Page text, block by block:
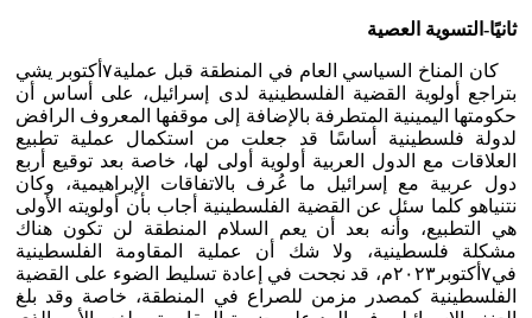
ثانيًا-التسوية العصية
كان المناخ السياسي العام في المنطقة قبل عملية٧أكتوبر يشي
بتراجع أولوية القضية الفلسطينية لدى إسرائيل، على أساس أن
حكومتها اليمينية المتطرفة بالإضافة إلى موقفها المعروف الرافض
لدولة فلسطينية أساسًا قد جعلت من استكمال عملية تطبيع
العلاقات مع الدول العربية أولوية أولى لها، خاصة بعد توقيع أربع
دول عربية مع إسرائيل ما عُرف بالاتفاقات الإبراهيمية، وكان
نتنياهو كلما سئل عن القضية الفلسطينية أجاب بأن أولويته الأولى
هي التطبيع، وأنه بعد أن يعم السلام المنطقة لن تكون هناك
مشكلة فلسطينية، ولا شك أن عملية المقاومة الفلسطينية
في٧أكتوبر٢٠٢٣م، قد نجحت في إعادة تسليط الضوء على القضية
الفلسطينية كمصدر مزمن للصراع في المنطقة، خاصة وقد بلغ